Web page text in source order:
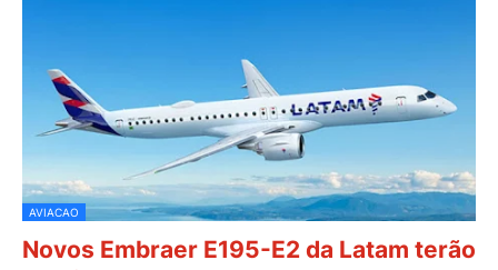
AVIACAO
Novos Embraer E195-E2 da Latam terão